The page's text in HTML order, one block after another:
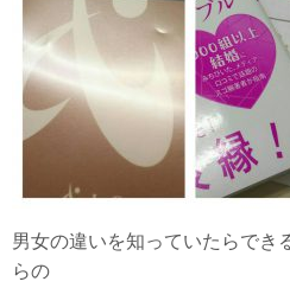
男女の違いを知っていたらでき
らの